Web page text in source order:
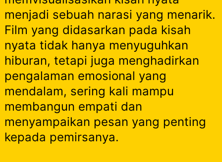
menjadi sebuah narasi yang menarik.
Film yang didasarkan pada kisah
nyata tidak hanya menyuguhkan
hiburan, tetapi juga menghadirkan
pengalaman emosional yang
mendalam, sering kali mampu
membangun empati dan
menyampaikan pesan yang penting
kepada pemirsanya.